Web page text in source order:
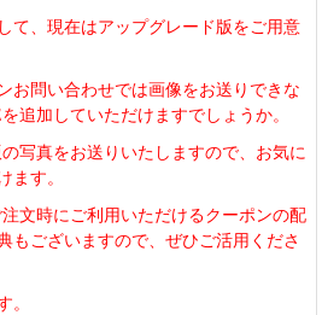
て、現在はアップグレード版をご用意
お問い合わせでは画像をお送りできな
追加していただけますでしょうか。
写真をお送りいたしますので、お気に
ます。
文時にご利用いただけるクーポンの配
もございますので、ぜひご活用くださ
。